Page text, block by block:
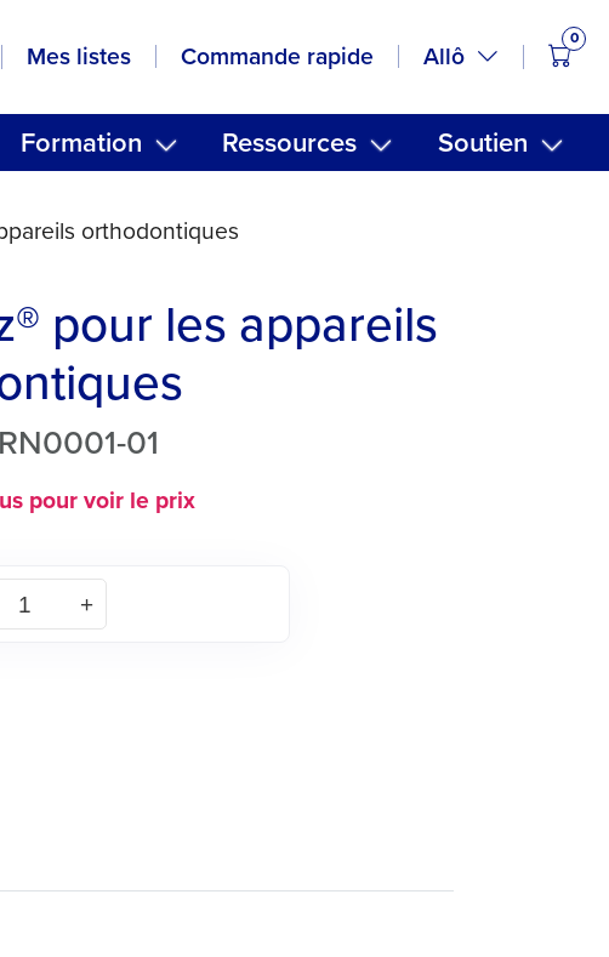
Mes listes Commande rapide Allô
0
Formation Ressources Soutien
orthodontiques
pour les appareils
01
pour voir le prix